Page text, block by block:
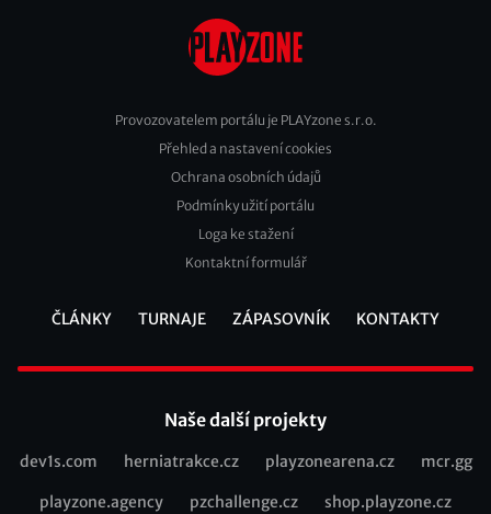
Footer
Provozovatelem portálu je PLAYzone s.r.o.
Přehled a nastavení cookies
Ochrana osobních údajů
Podmínky užití portálu
Loga ke stažení
Kontaktní formulář
ČLÁNKY TURNAJE ZÁPASOVNÍK KONTAKTY
Naše další projekty
Recommended
dev1s.com herniatrakce.cz playzonearena.cz mcr.gg
playzone.agency pzchallenge.cz shop.playzone.cz